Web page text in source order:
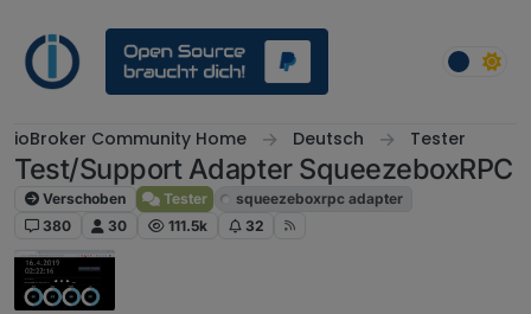
ioBroker Community Home Deutsch Tester
Test/Support Adapter SqueezeboxRPC
Verschoben Tester
squeezeboxrpc adapter
380
30 111.5k 32